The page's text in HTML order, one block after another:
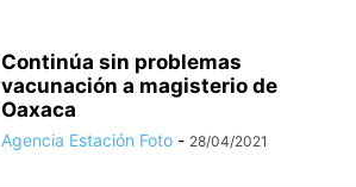
Continúa sin problemas
vacunación a magisterio de
Oaxaca
Agencia Estación Foto - 28/04/2021